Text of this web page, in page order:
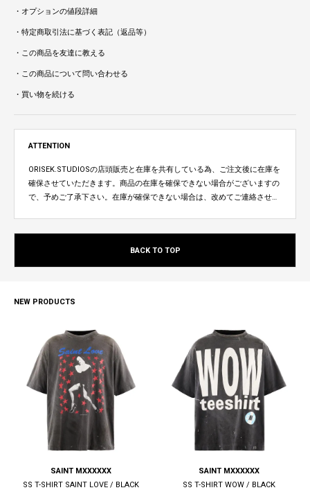
・オプションの値段詳細
・特定商取引法に基づく表記（返品等）
・この商品を友達に教える
・この商品について問い合わせる
・買い物を続ける
ATTENTION
ORISEK.STUDIOSの店頭販売と在庫を共有している為、ご注文後に在庫を
確保させていただきます。商品の在庫を確保できない場合がございますの
で、予めご了承下さい。在庫が確保できない場合は、改めてご連絡させて
BACK TO TOP
NEW PRODUCTS
SAINT MXXXXXX
SS T-SHIRT SAINT LOVE / BLACK
SAINT MXXXXXX
SS T-SHIRT WOW / BLACK